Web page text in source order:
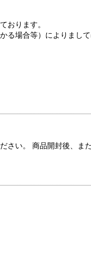
おります。
る場合等）によりまし
さい。 商品開封後、ま